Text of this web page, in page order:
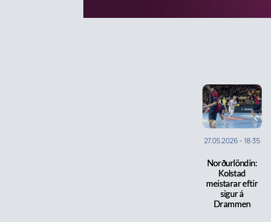
27.05.2026 - 18:35
Norðurlöndin:
Kolstad
meistarar eftir
sigur á
Drammen